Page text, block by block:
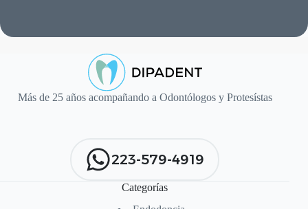
Más de 25 años acompañando a Odontólogos y Protesístas
223-579-4919
Categorías